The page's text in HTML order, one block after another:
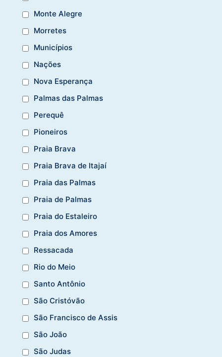
Monte Alegre
Morretes
Municípios
Nações
Nova Esperança
Palmas das Palmas
Perequê
Pioneiros
Praia Brava
Praia Brava de Itajaí
Praia das Palmas
Praia de Palmas
Praia do Estaleiro
Praia dos Amores
Ressacada
Rio do Meio
Santo Antônio
São Cristóvão
São Francisco de Assis
São João
São Judas